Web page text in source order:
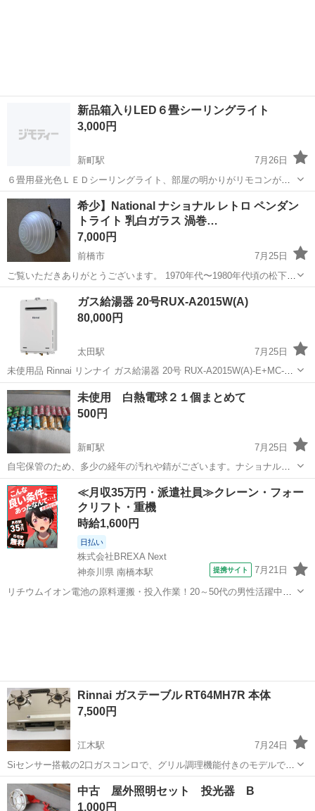
新品箱入りLED６畳シーリングライト
3,000円
新町駅
7月26日
６畳用昼光色ＬＥＤシーリングライト、部屋の明かりがリモコンが効
かなくなり、交換用に購入しましたが、近くに雷が落ちたら何故かリ
モコンも効くようになり、不要になりました。
群馬 佐波郡 新町駅 生活家電 シーリングライト
希少】National ナショナル レトロ ペンダン
トライト 乳白ガラス 渦巻…
7,000円
前橋市
7月25日
ご覧いただきありがとうございます。 1970年代〜1980年代頃の松下電
工（National / 現パナソニック）製、ヴィンテージ・ペンダントライト
です。 渦巻きのようなボーダー模様の彫りが入った、美しい乳白ガラ
スシェードが...
生活家電
ガス給湯器 20号RUX-A2015W(A)
80,000円
太田駅
7月25日
未使用品 Rinnai リンナイ ガス給湯器 20号 RUX-A2015W(A)-E+MC-
135(A) プロパンガス リモコン付きで交換工事込みの価格となります。
よろしくお願いします。
群馬 太田市 太田駅 生活家電 RUX
未使用 白熱電球２１個まとめて
500円
新町駅
7月25日
自宅保管のため、多少の経年の汚れや錆がございます。ナショナルの
シリカ電球（１００Ｗが３、６０Ｗが４、４０Ｗが６、２０Ｗが
７）、東芝のホワイトボール１００Ｗが１つ。特に点灯確認はしてお
りません。
群馬 佐波郡 新町駅 生活家電 シリカ
≪月収35万円・派遣社員≫クレーン・フォー
クリフト・重機
時給1,600円
日払い
株式会社BREXA Next
神奈川県 南橋本駅
提携サイト 7月21日
リチウムイオン電池の原料運搬・投入作業！20～50代の男性活躍中★
Rinnai ガステーブル RT64MH7R 本体
7,500円
江木駅
7月24日
Siセンサー搭載の2口ガスコンロで、グリル調理機能付きのモデルで
す。 - メーカー: Rinnai - 型番: RT64MH7R - 機能: Siセンサー搭載 - 電
源: 単1形アルカリ乾電池×2 ご覧いた...
群馬 前橋市 江木駅 生活家電
中古 屋外照明セット 投光器 B
1,000円